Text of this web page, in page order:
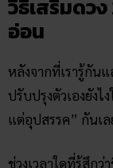
ช่วงเวลาใดที่รู้สึก
ถ้าช่วงนั้นดวงของ
ผลต่ออารมณ์ และ
เคล็ด ก็คือ…
ซื้อปลาไหล
ทุก 10 วัน